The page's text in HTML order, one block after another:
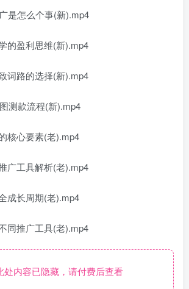
是怎么个事(新).mp4
的盈利思维(新).mp4
词路的选择(新).mp4
测款流程(新).mp4
核心要素(老).mp4
广工具解析(老).mp4
成长周期(老).mp4
同推广工具(老).mp4
内容已隐藏，请付费后查看